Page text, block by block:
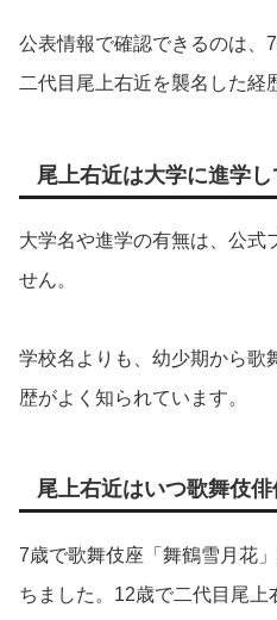
公表情報で確認できるのは、
二代目尾上右近を襲名した経
尾上右近は大学に進学し
大学名や進学の有無は、公式
せん。
学校名よりも、幼少期から歌
歴がよく知られています。
尾上右近はいつ歌舞伎
7歳で歌舞伎座「舞鶴雪月花
ちました。12歳で二代目尾上